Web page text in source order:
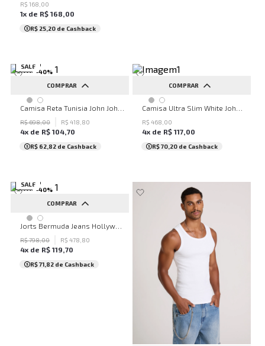
R$ 168 00
1x de R$ 168,00
R$ 25,20 de Cashback
SALE
-40%
COMPRAR
M G
R$698,00 R$ 418 80
4x de R$ 104,70
R$ 62,82 de Cashback
COMPRAR
P M G GG
R$ 468 00
4x de R$ 117,00
R$ 70,20 de Cashback
SALE
-40%
COMPRAR
34 36 38
R$798,00 R$ 478 80
4x de R$ 119,70
R$ 71,82 de Cashback